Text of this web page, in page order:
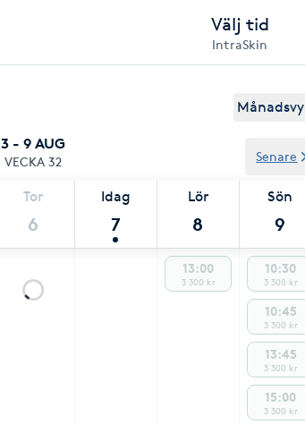
Välj tid
IntraSkin
Månadsvy
3 - 9 AUG
VECKA 32
Tor
6
Idag
7
Lör
8
Sön
9
Senare
13:00
3 300 kr
10:30
3 300 kr
10:45
3 300 kr
13:45
3 300 kr
15:00
3 300 kr